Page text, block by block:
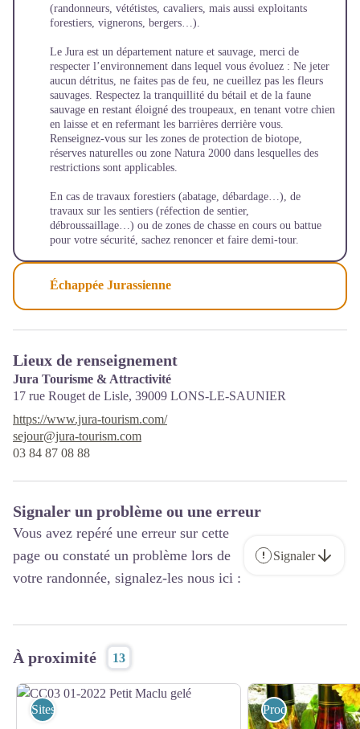
(randonneurs, vététistes, cavaliers, mais aussi exploitants
forestiers, vignerons, bergers…).
Le Jura est un département nature et sauvage, merci de
respecter l’environnement dans lequel vous évoluez : Ne jeter
aucun détritus, ne faites pas de feu, ne cueillez pas les fleurs
sauvages. Respectez la tranquillité du bétail et de la faune
sauvage en restant éloigné des troupeaux, en tenant votre chien
en laisse et en refermant les barrières derrière vous.
Renseignez-vous sur les zones de protection de biotope,
réserves naturelles ou zone Natura 2000 dans lesquelles des
restrictions sont applicables.
En cas de travaux forestiers (abatage, débardage…), de
travaux sur les sentiers (réfection de sentier,
débroussaillage…) ou de zones de chasse en cours ou battue
pour votre sécurité, sachez renoncer et faire demi-tour.
Échappée Jurassienne
Lieux de renseignement
Jura Tourisme & Attractivité
17 rue Rouget de Lisle, 39009 LONS-LE-SAUNIER
https://www.jura-tourism.com/
sejour@jura-tourism.com
03 84 87 08 88
Signaler un problème ou une erreur
Vous avez repéré une erreur sur cette
page ou constaté un problème lors de
votre randonnée, signalez-les nous ici :
Signaler
À proximité 13
Sites Naturels Produits du terroir